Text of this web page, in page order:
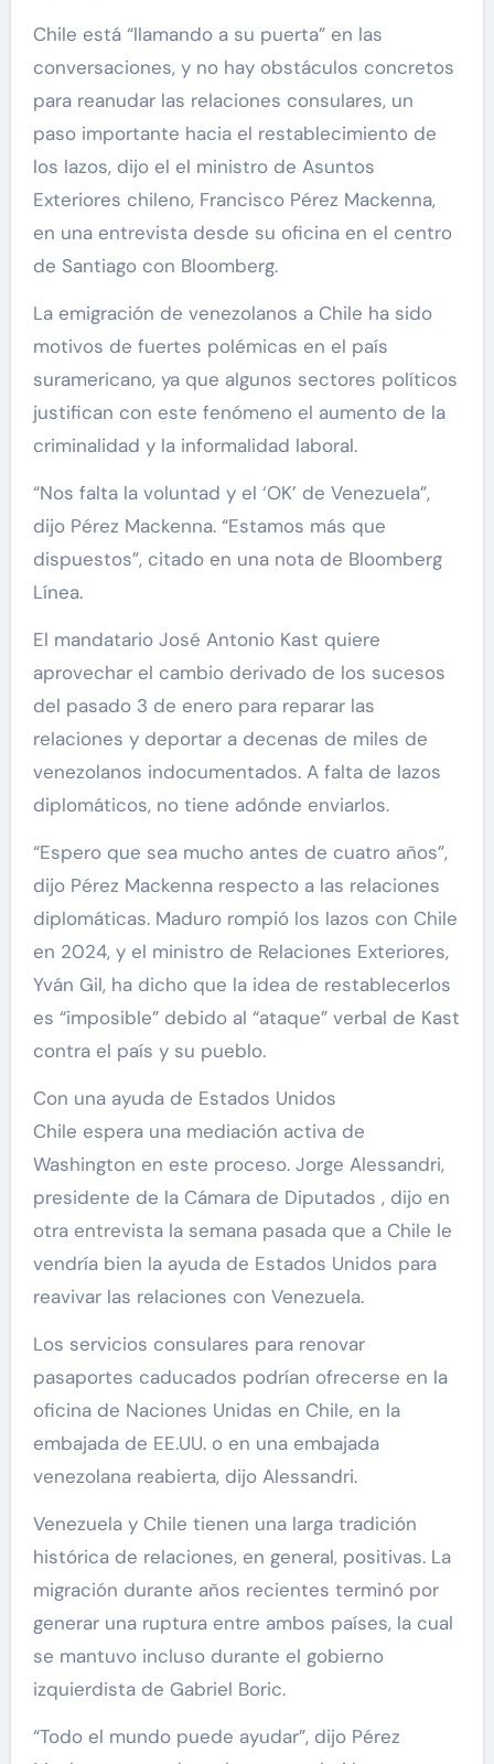
Chile está “llamando a su puerta” en las
conversaciones, y no hay obstáculos concretos
para reanudar las relaciones consulares, un
paso importante hacia el restablecimiento de
los lazos, dijo el el ministro de Asuntos
Exteriores chileno, Francisco Pérez Mackenna,
en una entrevista desde su oficina en el centro
de Santiago con Bloomberg.
La emigración de venezolanos a Chile ha sido
motivos de fuertes polémicas en el país
suramericano, ya que algunos sectores políticos
justifican con este fenómeno el aumento de la
criminalidad y la informalidad laboral.
“Nos falta la voluntad y el ‘OK’ de Venezuela”,
dijo Pérez Mackenna. “Estamos más que
dispuestos”, citado en una nota de Bloomberg
Línea.
El mandatario José Antonio Kast quiere
aprovechar el cambio derivado de los sucesos
del pasado 3 de enero para reparar las
relaciones y deportar a decenas de miles de
venezolanos indocumentados. A falta de lazos
diplomáticos, no tiene adónde enviarlos.
“Espero que sea mucho antes de cuatro años”,
dijo Pérez Mackenna respecto a las relaciones
diplomáticas. Maduro rompió los lazos con Chile
en 2024, y el ministro de Relaciones Exteriores,
Yván Gil, ha dicho que la idea de restablecerlos
es “imposible” debido al “ataque” verbal de Kast
contra el país y su pueblo.
Con una ayuda de Estados Unidos
Chile espera una mediación activa de
Washington en este proceso. Jorge Alessandri,
presidente de la Cámara de Diputados , dijo en
otra entrevista la semana pasada que a Chile le
vendría bien la ayuda de Estados Unidos para
reavivar las relaciones con Venezuela.
Los servicios consulares para renovar
pasaportes caducados podrían ofrecerse en la
oficina de Naciones Unidas en Chile, en la
embajada de EE.UU. o en una embajada
venezolana reabierta, dijo Alessandri.
Venezuela y Chile tienen una larga tradición
histórica de relaciones, en general, positivas. La
migración durante años recientes terminó por
generar una ruptura entre ambos países, la cual
se mantuvo incluso durante el gobierno
izquierdista de Gabriel Boric.
“Todo el mundo puede ayudar”, dijo Pérez